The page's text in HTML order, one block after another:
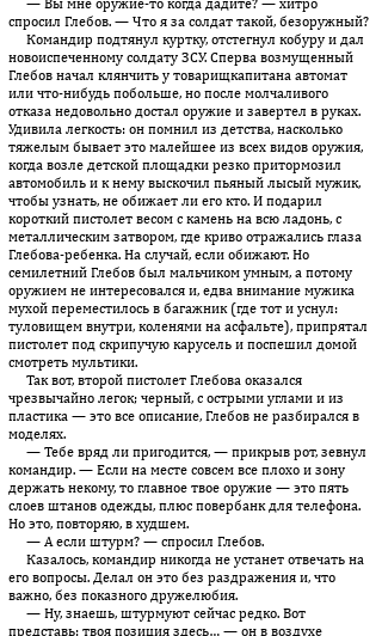
спросил Глебов. — Что я за солдат такой, безоружный?
Командир подтянул куртку, отстегнул кобуру и дал
новоиспеченному солдату ЗСУ. Сперва возмущенный
Глебов начал клянчить у товарищкапитана автомат
или что-нибудь побольше, но пос­ле молчаливого
отказа недовольно достал оружие и завертел в руках.
Удивила легкость: он помнил из детства, насколько
тяжелым бывает это малейшее из всех видов оружия,
когда возле детской площадки резко притормозил
автомобиль и к нему выскочил пьяный лысый мужик,
чтобы узнать, не обижает ли его кто. И подарил
короткий пистолет весом с камень на всю ладонь, с
металлическим затвором, где криво отражались глаза
Глебова-ребенка. На случай, если обижают. Но
семилетний Глебов был мальчиком умным, а потому
оружием не интересовался и, едва внимание мужика
мухой переместилось в багажник (где тот и уснул:
туловищем внут­ри, коленями на асфальте), припрятал
пистолет под скрипучую карусель и поспешил домой
смотреть мультики.
Так вот, второй пистолет Глебова оказался
чрезвычайно легок; черный, с острыми углами и из
пластика — это все описание, Глебов не разбирался в
моделях.
— Тебе вряд ли пригодится, — прикрыв рот, зевнул
командир. — Если на месте совсем все плохо и зону
держать некому, то главное твое оружие — это пять
слоев штанов одежды, плюс по­вер­банк для телефона.
Но это, повторяю, в худшем.
— А если штурм? — спросил Глебов.
Казалось, командир никогда не устанет отвечать на
его вопросы. Делал он это без раздражения и, что
важно, без показного дру­же­любия.
— Ну, знаешь, штурмуют сейчас редко. Вот
представь: твоя позиция здесь… — он в воздухе